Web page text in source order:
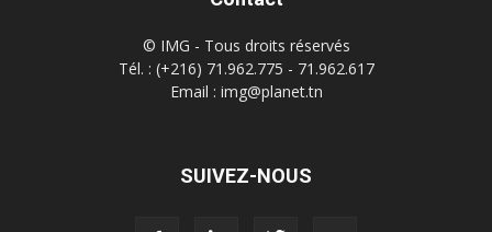
© IMG - Tous droits réservés
Tél. : (+216) 71.962.775 - 71.962.617
Email : img@planet.tn
SUIVEZ-NOUS